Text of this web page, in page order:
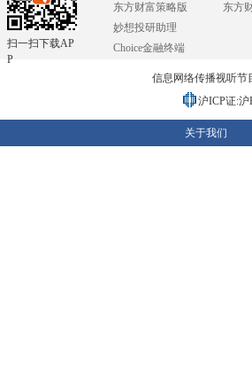
扫一扫下载AP
P
东方财富策略版
妙想投研助理
Choice金融终端
东方
信息网络传播视听节
沪ICP证:沪
关于我们